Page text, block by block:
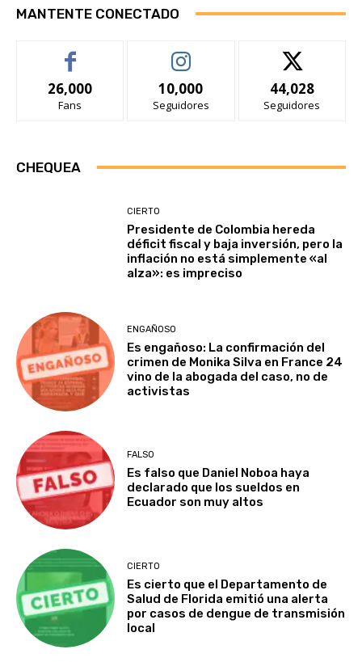
MANTENTE CONECTADO
26,000
Fans
10,000
Seguidores
44,028
Seguidores
CHEQUEA
CIERTO
Presidente de Colombia hereda
déficit fiscal y baja inversión, pero la
inflación no está simplemente «al
alza»: es impreciso
ENGAÑOSO
Es engañoso: La confirmación del
crimen de Monika Silva en France 24
vino de la abogada del caso, no de
activistas
FALSO
Es falso que Daniel Noboa haya
declarado que los sueldos en
Ecuador son muy altos
CIERTO
Es cierto que el Departamento de
Salud de Florida emitió una alerta
por casos de dengue de transmisión
local